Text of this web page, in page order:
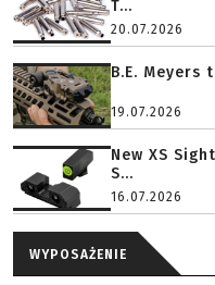
T...
20.07.2026
B.E. Meyers
19.07.2026
New XS
S...
16.07.2026
WYPOSAŻENIE